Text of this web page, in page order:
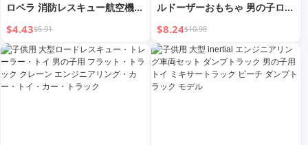
ロペラ 消防レスキュー航空機
男の子 1～3歳 エンジニアリン
グおもちゃ車 誕生日プレゼント
$4.43$5.91
ルドーザーおもちゃ 男の子ロー
ドローラー合金エンジニアリン
グ車両トラックカーモデル大型
サイズ
$8.24$10.98